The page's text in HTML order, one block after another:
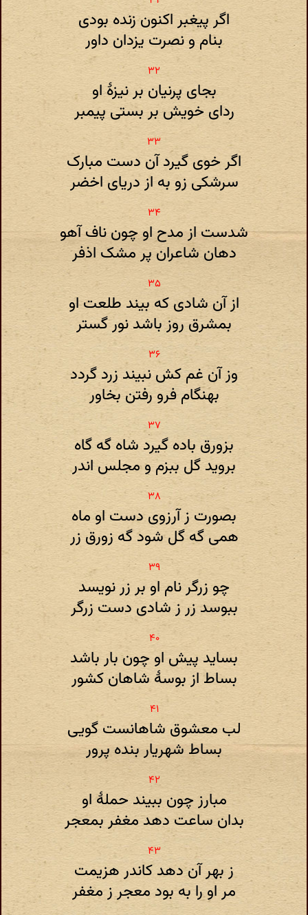
اگر پیغبر اکنون زنده بودی
بنام و نصرت یزدان داور
بجای پرنیان بر نیزۀ او
ردای خویش بر بستی پیمبر
اگر خوی گیرد آن دست مبارک
سرشکی زو به از دریای اخضر
شدست از مدح او چون ناف آهو
دهان شاعران پر مشک اذفر
از آن شادی که بیند طلعت او
بمشرق روز باشد نور گستر
وز آن غم کش نبیند زرد گردد
بهنگام فرو رفتن بخاور
بزورق باده گیرد شاه گه گاه
بروید گل ببزم و مجلس اندر
بصورت ز آرزوی دست او ماه
همی گه گل شود گه زورق زر
چو زرگر نام او بر زر نویسد
ببوسد زر ز شادی دست زرگر
بساید پیش او چون بار باشد
بساط از بوسۀ شاهان کشور
لب معشوق شاهانست گویی
بساط شهریار بنده پرور
مبارز چون ببیند حملۀ او
بدان ساعت دهد مغفر بمعجر
ز بهر آن دهد کاندر هزیمت
مر او را به بود معجر ز مغفر